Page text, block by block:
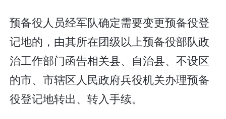
预备役人员经军队确定需要变更预备役登
记地的，由其所在团级以上预备役部队政
治工作部门函告相关县、自治县、不设区
的市、市辖区人民政府兵役机关办理预备
役登记地转出、转入手续。